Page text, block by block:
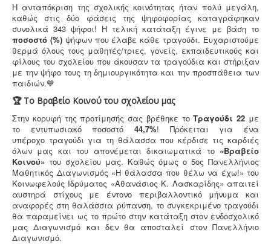
Η ανταπόκριση της σχολικής κοινότητας ήταν πολύ μεγάλη,
καθώς στις δύο φάσεις της ψηφοφορίας καταγράφηκαν
συνολικά 343 ψήφοι! Η τελική κατάταξη έγινε με βάση το
ποσοστό (%)ψήφων που έλαβε κάθε τραγούδι. Ευχαριστούμε
θερμά όλους τους μαθητές/τριες, γονείς, εκπαιδευτικούς και
φίλους του σχολείου που άκουσαν τα τραγούδια και στήριξαν
με την ψήφο τους τη δημιουργικότητα και την προσπάθεια των
παιδιών.💙
🏆 Το Βραβείο Κοινού του σχολείου μας
Στην κορυφή της προτίμησής σας βρέθηκε τοΤραγούδι 22 με
το εντυπωσιακό ποσοστό 44,7%! Πρόκειται για ένα
υπέροχο τραγούδι για τη θάλασσα που κέρδισε τις καρδιές
όλων μας και του απονέμεται δικαιωματικά το «Βραβείο
Κοινού» του σχολείου μας. Καθώς όμως ο 5ος Πανελλήνιος
Μαθητικός Διαγωνισμός «Η θάλασσα που θέλω να έχω!» του
Κοινωφελούς Ιδρύματος «Αθανάσιος Κ. Λασκαρίδης» απαιτεί
αυστηρά στίχους με έντονο περιβαλλοντικό μήνυμα και
αναφορές στη θαλάσσια ρύπανση, το συγκεκριμένο τραγούδι
θα παραμείνει ως το πρώτο στην κατάταξη στον ενδοσχολικό
μας Διαγωνισμό και δεν θα αποσταλεί στον Πανελλήνιο
Διαγωνισμό.